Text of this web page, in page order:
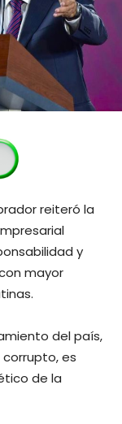
reiteró la
y
mayor
del país,
es
de la